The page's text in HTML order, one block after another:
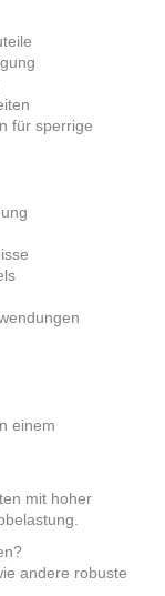
für sperrige
einem
mit hoher
andere robuste